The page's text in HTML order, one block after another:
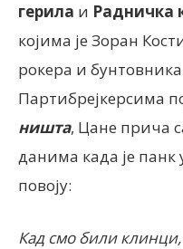
герила и Радничка
којима је Зоран
рокера и
Партибрејкерсима
ништа, Цане прича
данима када је панк
повоју:
Кад смо били